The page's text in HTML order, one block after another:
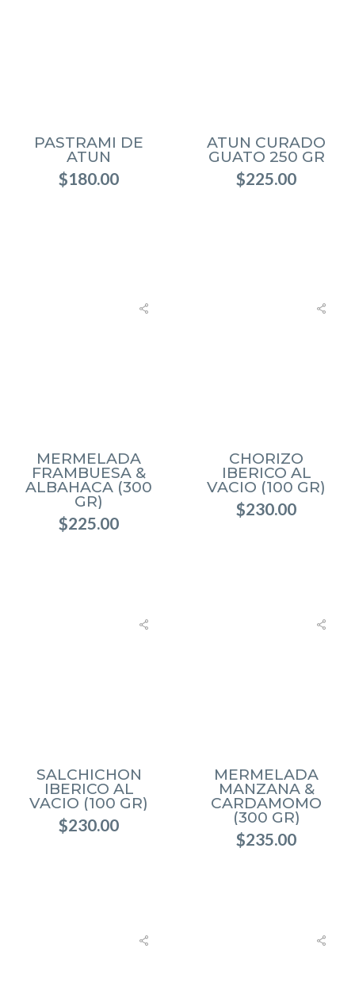
PASTRAMI DE
ATUN
$180.00
ATUN CURADO
GUATO 250 GR
$225.00
MERMELADA
FRAMBUESA &
ALBAHACA (300
GR)
$225.00
CHORIZO
IBERICO AL
VACIO (100 GR)
$230.00
SALCHICHON
IBERICO AL
VACIO (100 GR)
$230.00
MERMELADA
MANZANA &
CARDAMOMO
(300 GR)
$235.00